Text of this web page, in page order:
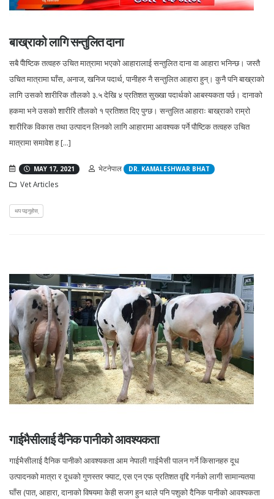
बाख्राको लागि सन्तुलित दाना
सबै पैोष्टिक तत्वहरु उचित मात्रामा भएको आहारालाई सन्तुलित दाना वा आहारा भनिन्छ। जस्तै
उचित मात्रामा घाँस, अनाज, खनिज पदार्थ, पानीहरु नै सन्तुलित आहारा हुन्। कुनै पनि बाख्राको
लागि उसको शारीरिक तौलको ३.५ देखि ४ प्रतिशत सुख्खा पदार्थको आबस्यकता पर्छ। दानाको
हकमा भने उसको शारीरि तौलको १ प्रतिशत दिए पुग्छ। सन्तुलित आहाराः बाख्राको राम्रो
शारीरिक विकास तथा उत्पादन लिनको लागि आहारामा आवश्यक पर्ने पौष्टिक तत्वहरु उचित
मात्रामा समावेश ह [...]
MAY 17, 2021 भेटनेपाल DR. KAMALESHWAR BHAT
Vet Articles
थप पढ्नुहोस्
गाईभैसीलाई दैनिक पानीको आवश्यकता
गाईभैसीलाई दैनिक पानीको आवश्यकता आम नेपाली गाईभैसी पालन गर्ने किसानहरु दूध
उत्पादनको मात्रा र दूधको गुणस्तर फ्याट, एस एन एफ प्रतिशत वृद्दि गर्नको लागी सामान्यतया
घाँस (पात, आहारा, दानाको विषयमा केही सजग हुन थाले पनि पशुको दैनिक पानीको आवश्यकता